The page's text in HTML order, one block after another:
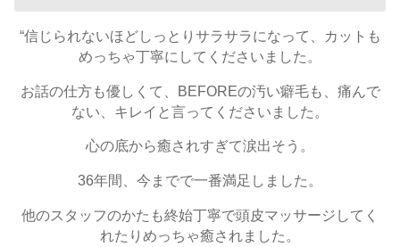
“信じられないほどしっとりサラサラになって、カットも
めっちゃ丁寧にしてくださいました。
お話の仕方も優しくて、BEFOREの汚い癖毛も、痛んで
ない、キレイと言ってくださいました。
心の底から癒されすぎて涙出そう。
36年間、今までで一番満足しました。
他のスタッフのかたも終始丁寧で頭皮マッサージしてく
れたりめっちゃ癒されました。